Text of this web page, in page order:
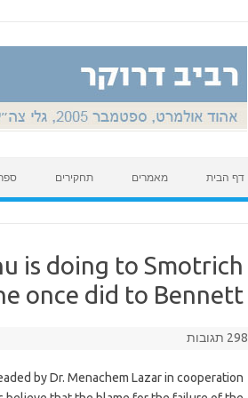
דף הבית מאמרים תחקירים
is doing to Smotrich
once did to Bennett.
298 תגובות
by Dr. Menachem Lazar in cooperation